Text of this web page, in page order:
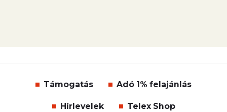
Támogatás Adó 1% felajánlás
Hírlevelek Telex Shop